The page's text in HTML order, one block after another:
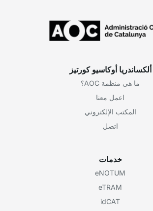
ألكساندريا أوكاسيو كورتيز
ما هي منظمة AOC؟
اعمل معنا
المكتب الإلكتروني
اتصل
خدمات
eNOTUM
eTRAM
idCAT